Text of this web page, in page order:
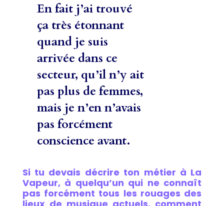
En fait j’ai trouvé
ça très étonnant
quand je suis
arrivée dans ce
secteur, qu’il n’y ait
pas plus de femmes,
mais je n’en n’avais
pas forcément
conscience avant.
Si tu devais décrire ton métier à La
Vapeur, à quelqu’un qui ne connaît
pas forcément tous les rouages des